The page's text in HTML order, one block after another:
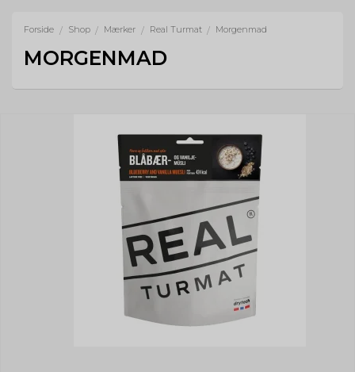
o
Forside / Shop / Mærker / Real Turmat / Morgenmad
MORGENMAD